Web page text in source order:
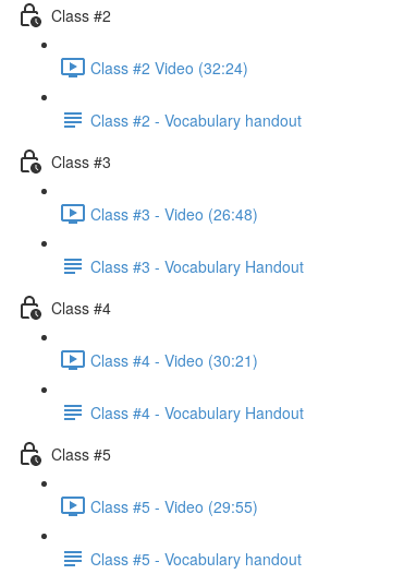
Class #2
Class #2 Video (32:24)
Class #2 - Vocabulary handout
Class #3
Class #3 - Video (26:48)
Class #3 - Vocabulary Handout
Class #4
Class #4 - Video (30:21)
Class #4 - Vocabulary Handout
Class #5
Class #5 - Video (29:55)
Class #5 - Vocabulary handout